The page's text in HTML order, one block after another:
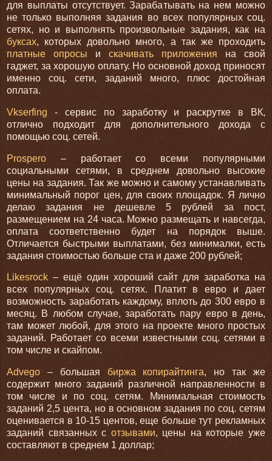
для выплаты отсутствует. Зарабатывать на нем можно
не только выполняя задания во всех популярных соц.
сетях, но и выполнять произвольные задания, как на
буксах, которых довольно много, а так же проходить
платные опросы и скачивать приложения на свой
гаджет, за хорошую оплату. Но основной доход приносят
именно соц. сети, заданий много, плюс достойная
оплата.
Vkserfing - сервис по заработку и раскрутке в ВК,
отлично подходит для дополнительного дохода с
помощью соц. сетей.
Prospero – работает со всеми популярными
социальными сетями, в среднем довольно высокие
цены на задания. Так же можно и самому устанавливать
минимальный порог цен, для своих площадок. Я лично
делаю задания не дешевле 5 рублей за пост,
размещением на 24 часа. Можно размещать и навсегда,
оплата соответственно будет на порядок выше.
Отличается быстрыми выплатами, без минималки, есть
задания стоимостью больше ста и даже 200 рублей;
Likesrock – ещё один хороший сайт для заработка на
всех популярных соц. сетях. Платит в евро и дает
возможность заработать каждому, вплоть до 300 евро в
месяц. В любом случае, заработать пару евро в день,
там может любой, для этого на проекте много простых
заданий. Работает со всеми известными соц. сетями в
том числе и скайпом.
Advego – большая биржа копирайтинга, но так же
содержит много заданий различной направленности в
том числе и по соц. сетям. Минимальная стоимость
заданий 2,5 цента, но в основном задания по соц. сетям
оценивается в 10-15 центов, еще больше тут рекламных
заданий связанных с отзывами, цены на которые уже
составляют в среднем 1 доллар;